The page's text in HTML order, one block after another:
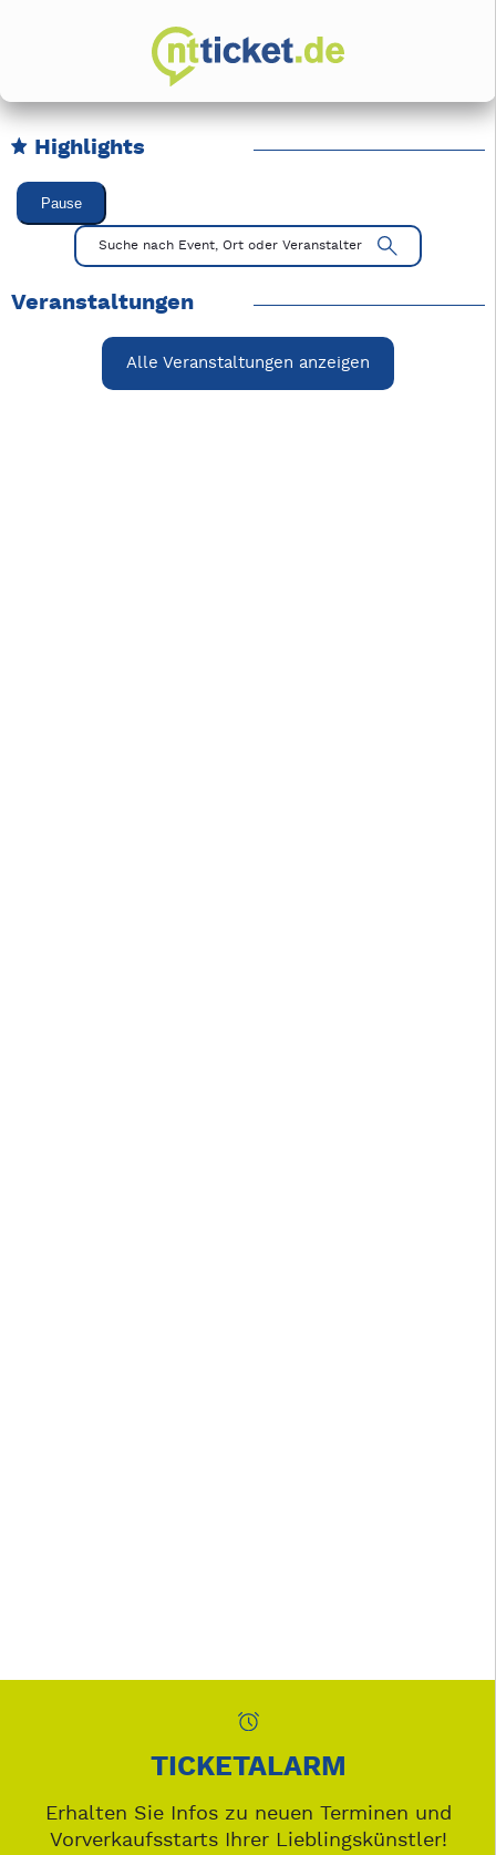
Highlights
Karussell Veranstaltungen überspringen
Pause
Mit Tab zu den Steuerelementen wechseln. Mit Pfeiltasten
Suche nach Event, Ort oder Veranstalter
Veranstaltungen
Alle Veranstaltungen anzeigen
TICKETALARM
Erhalten Sie Infos zu neuen Terminen und
Vorverkaufsstarts Ihrer Lieblingskünstler!